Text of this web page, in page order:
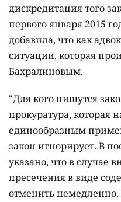
дискредитация того
первого января 2015
добавила, что как
ситуации, которая
Бахралиновым.
"Для кого пишутся
прокуратура, которая
единообразным
закон игнорирует. В
указано, что в случае
пресечения в виде
отменить